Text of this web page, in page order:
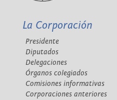
La Corporación
Presidente
Diputados
Delegaciones
Órganos colegiados
Comisiones informativas
Corporaciones anteriores